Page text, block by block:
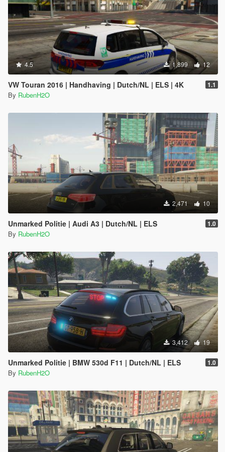
4.5 1,899 12
VW Touran 2016 | Handhaving | Dutch/NL | ELS | 4K 1.1
By RubenH2O
2,471 10
Unmarked Politie | Audi A3 | Dutch/NL | ELS 1.0
By RubenH2O
3,412 19
Unmarked Politie | BMW 530d F11 | Dutch/NL | ELS 1.0
By RubenH2O